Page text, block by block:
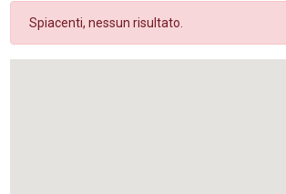
Spiacenti, nessun risultato.